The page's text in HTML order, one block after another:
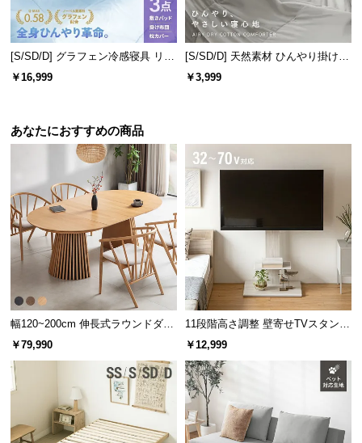
[S/SD/D] グラフェン冷感寝具 リバ
ーシブル 3点セット 速乾 抗菌 洗え
￥16,999
[S/SD/D] 天然素材 ひんやり掛け布
団 綿100% リバーシブル 洗える
￥3,999
あなたにおすすめの商品
幅120~200cm 伸長式ラウンドダイ
ニングテーブル 6人掛け 天然木突
板 美しい格子デザイン
￥79,990
11段階高さ調整 壁寄せTVスタンド
キャスター付き 上下左右角度調節
￥12,999